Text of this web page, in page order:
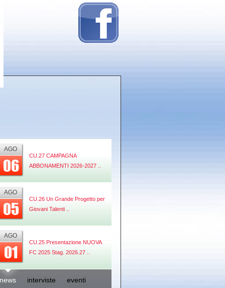
AGO
06
CU.27 CAMPAGNA
ABBONAMENTI 2026-2027 ..
AGO
05
CU.26 Un Grande Progetto per
Giovani Talenti ..
AGO
01
CU.25 Presentazione NUOVA
FC 2025 Stag. 2026.27 ..
news interviste eventi